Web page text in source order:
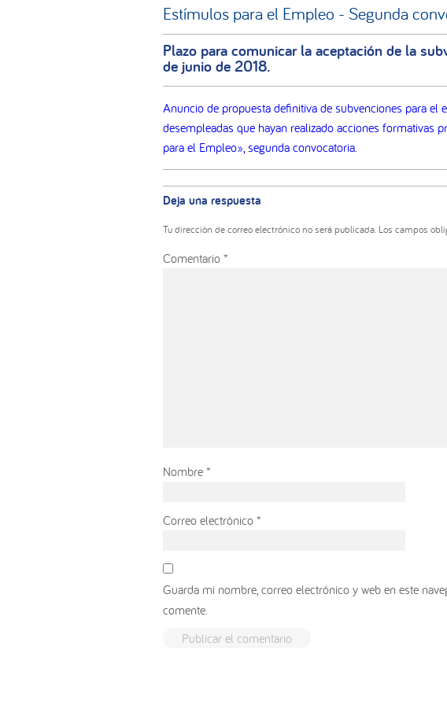
Estímulos para el Empleo - Segunda
Plazo para comunicar la aceptación de la
de junio de 2018.
Anuncio de propuesta definitiva de subvenciones para el
desempleadas que hayan realizado acciones formativas
para el Empleo», segunda convocatoria.
con
los
lectores
Deja una respuesta
Tu dirección de correo electrónico no será publicada. Los campos
Comentario *
Nombre *
Correo electrónico *
Guarda mi nombre, correo electrónico y web en este
comente.